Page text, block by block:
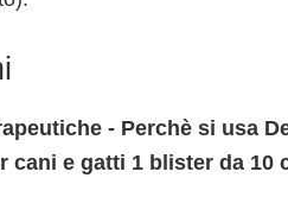
- Perchè si usa
cani e gatti 1 blister da 10